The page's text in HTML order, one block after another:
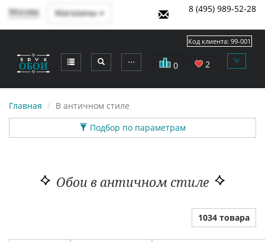
Москва Магазины 8 (495) 989-52-28
⋯ 0 2
Код клиента: 99-001
Главная
В античном стиле
Подбор по параметрам
Обои в античном стиле
1034 товара